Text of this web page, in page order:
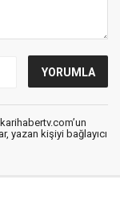
yazan kişiyi bağlayıcı